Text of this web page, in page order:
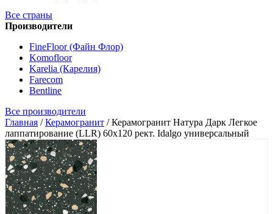
Все страны
Производители
FineFloor (Файн Флор)
Komofloor
Karelia (Карелия)
Farecom
Bentline
Все производители
Главная /Керамогранит /Керамогранит Натура Дарк Легкое
лаппатирование (LLR) 60х120 рект. Idalgo универсальный